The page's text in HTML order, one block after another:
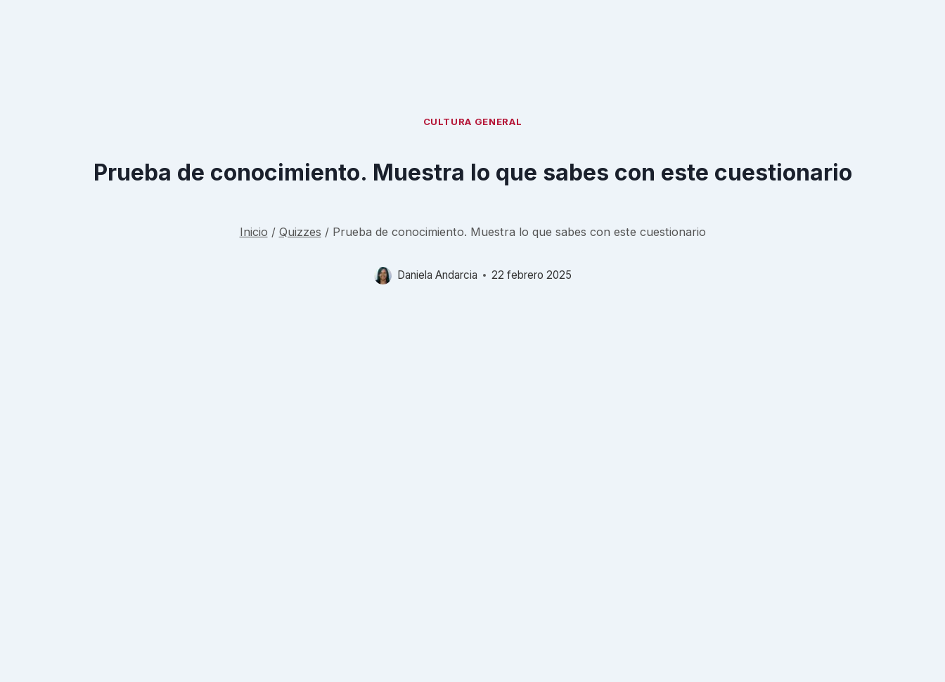
CULTURA GENERAL
Prueba de conocimiento. Muestra lo que sabes con este cuestionario
Inicio / Quizzes / Prueba de conocimiento. Muestra lo que sabes con este cuestionario
Daniela Andarcia 22 febrero 2025